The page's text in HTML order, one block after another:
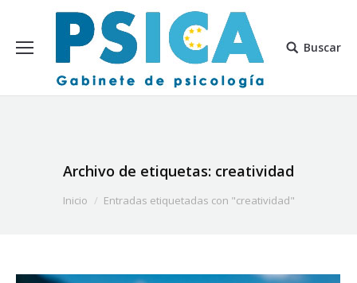
Buscar
Archivo de etiquetas: creatividad
Estás aquí:Inicio Entradas etiquetadas con "creatividad"